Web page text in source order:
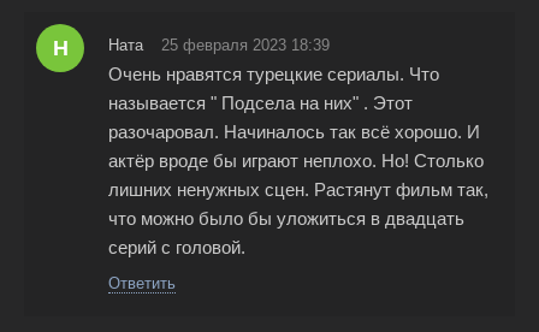
Н Ната 25 февраля 2023 18:39
Очень нравятся турецкие сериалы. Что
называется " Подсела на них" . Этот
разочаровал. Начиналось так всё хорошо. И
актёр вроде бы играют неплохо. Но! Столько
лишних ненужных сцен. Растянут фильм так,
что можно было бы уложиться в двадцать
серий с головой.
Ответить